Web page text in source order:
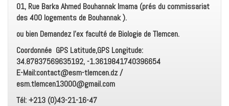
01, Rue Barka Ahmed Bouhannak Imama (prés du commissariat
des 400 logements de Bouhannak ).
ou bien Demandez l’ex faculté de Biologie de Tlemcen.
Coordonnée GPS Latitude,GPS Longitude:
34.87837569635192, -1.3619841740396654
E-Mail:contact@esm-tlemcen.dz /
esm.tlemcen13000@gmail.com
Tél: +213 (0)43-21-16-47